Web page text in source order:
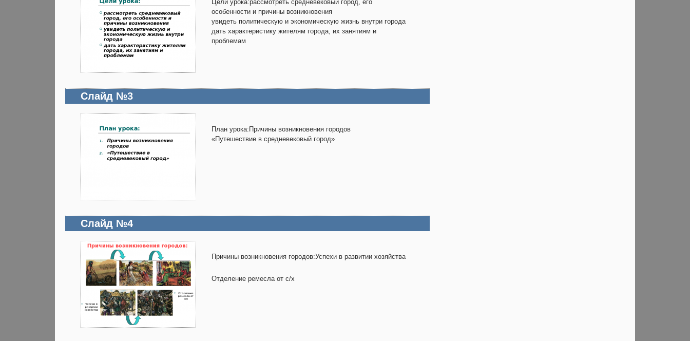
Цели урока:рассмотреть средневековый город, его
особенности и причины возникновения
увидеть политическую и экономическую жизнь внутри города
дать характеристику жителям города, их занятиям и
проблемам
Слайд №3
План урока:Причины возникновения городов
«Путешествие в средневековый город»
Слайд №4
Причины возникновения городов:Успехи в развитии хозяйства
Отделение ремесла от с/х